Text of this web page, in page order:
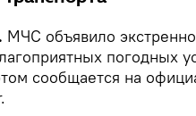
МЧС объявило
погодных
сообщается на